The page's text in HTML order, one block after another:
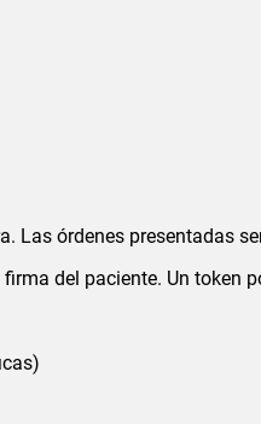
Las órdenes presentadas
del paciente. Un token